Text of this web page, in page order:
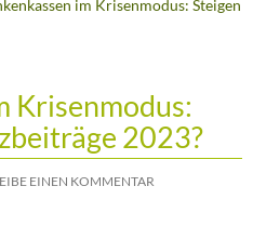
im Krisenmodus: Steigen
Krisenmodus:
2023?
EINEN KOMMENTAR